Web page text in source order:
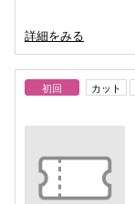
詳細をみる
初回 カット